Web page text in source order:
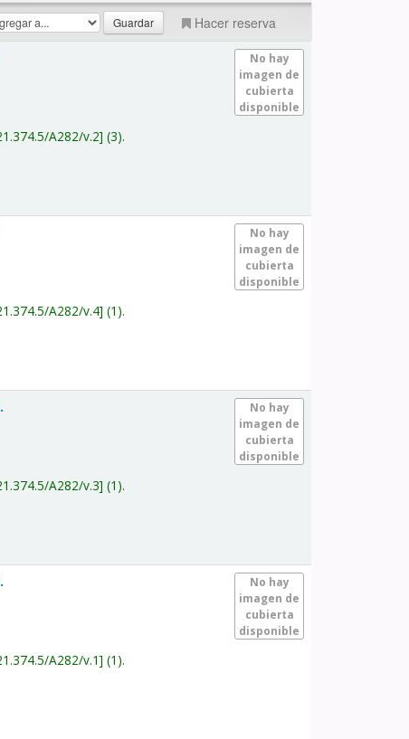
Hacer reserva
No hay
imagen de
cubierta
disponible
A282/v.2 (3).
No hay
imagen de
cubierta
disponible
A282/v.4 (1).
No hay
imagen de
cubierta
disponible
A282/v.3 (1).
No hay
imagen de
cubierta
disponible
A282/v.1 (1).